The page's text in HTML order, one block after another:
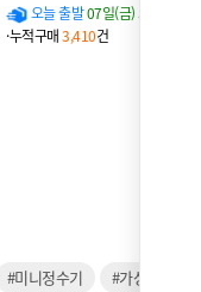
오늘 출발07일(금) 도착 확률
·누적구매3,410건
#미니정수기 #가성비정수기